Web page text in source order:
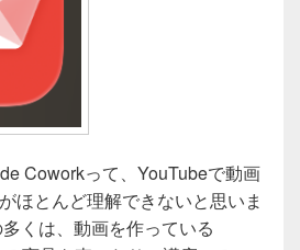
Coworkって、YouTubeで動画
ほとんど理解できないと思いま
くは、動画を作っている